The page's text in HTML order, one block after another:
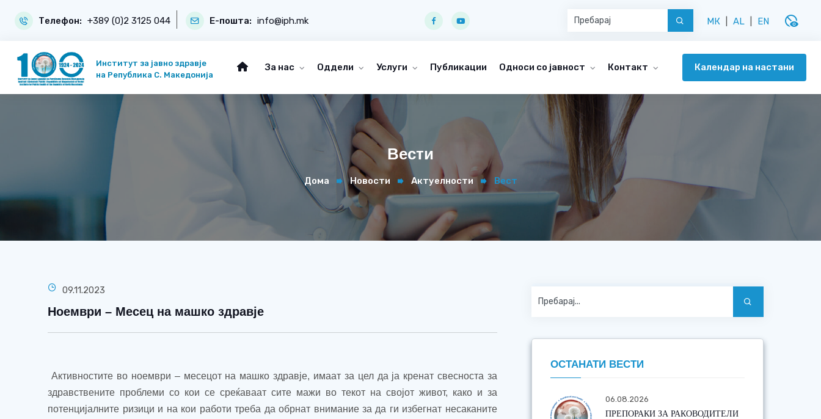
Телефон: +389 (0)2 3125 044 Е-пошта: info@iph.mk МК AL EN disabled_visible
Институт за јавно здравје
на Република С. Македонија
За нас Оддели Услуги Публикации Односи со јавност Контакт Календар на настани
Вести
Дома Новости Актуелности Вест
09.11.2023
Ноември – Месец на машко здравје
Активностите во ноември – месецот на машко здравје, имаат за цел да ја кренат свесноста за
здравствените проблеми со кои се среќаваат сите мажи во текот на својот живот, како и за
потенцијалните ризици и на кои работи треба да обрнат внимание за да ги избегнат несаканите
ОСТАНАТИ ВЕСТИ
06.08.2026
ПРЕПОРАКИ ЗА РАКОВОДИТЕЛИ